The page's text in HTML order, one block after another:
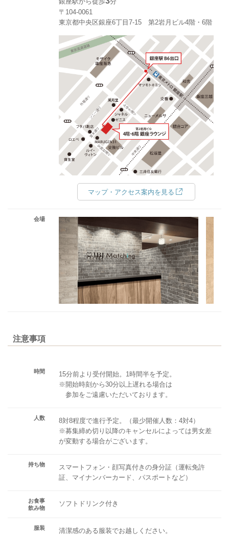
〒104-0061
東京都中央区銀座6丁目7-15 第2岩月ビル4階・6階
マップ・アクセス案内を見る
会場
注意事項
時間
15分前より受付開始。1時間半を予定。
※開始時刻から30分以上遅れる場合は
参加をご遠慮いただいております。
人数
8対8程度で進行予定。（最少開催人数：4対4）
※募集締め切り以降のキャンセルによっては男女差
が変動する場合がございます。
持ち物
スマートフォン・顔写真付きの身分証（運転免許
証、マイナンバーカード、パスポートなど）
お食事
飲み物
ソフトドリンク付き
服装 清潔感のある服装でお越しください。